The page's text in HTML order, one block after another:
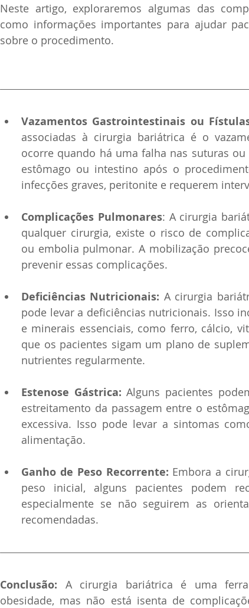
Neste artigo, exploraremos algumas das
como informações importantes para ajudar
sobre o procedimento.
Vazamentos Gastrointestinais ou
associadas à cirurgia bariátrica é o
ocorre quando há uma falha nas suturas
estômago ou intestino após o
infecções graves, peritonite e requerem
Complicações Pulmonares: A cirurgia
qualquer cirurgia, existe o risco de
ou embolia pulmonar. A mobilização
prevenir essas complicações.
Deficiências Nutricionais: A cirurgia
pode levar a deficiências nutricionais. Isso
e minerais essenciais, como ferro, cálcio,
que os pacientes sigam um plano de
nutrientes regularmente.
Estenose Gástrica: Alguns pacientes
estreitamento da passagem entre o
excessiva. Isso pode levar a sintomas
alimentação.
Ganho de Peso Recorrente: Embora a
peso inicial, alguns pacientes podem
especialmente se não seguirem as
recomendadas.
Conclusão: A cirurgia bariátrica é uma
obesidade, mas não está isenta de